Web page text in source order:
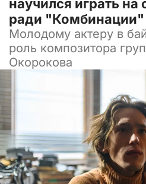
научился играть на
ради "Комбинации"
Молодому актеру в
роль композитора
Окорокова